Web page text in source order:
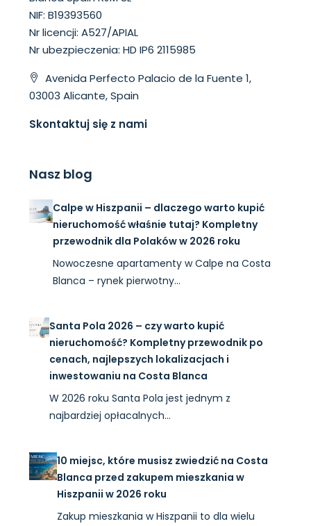
NIF: B19393560
Nr licencji: A527/APIAL
Nr ubezpieczenia: HD IP6 2115985
Avenida Perfecto Palacio de la Fuente 1,
03003 Alicante, Spain
Skontaktuj się z nami
Nasz blog
Calpe w Hiszpanii – dlaczego warto kupić
nieruchomość właśnie tutaj? Kompletny
przewodnik dla Polaków w 2026 roku
Nowoczesne apartamenty w Calpe na Costa
Blanca – rynek pierwotny…
Santa Pola 2026 – czy warto kupić
nieruchomość? Kompletny przewodnik po
cenach, najlepszych lokalizacjach i
inwestowaniu na Costa Blanca
W 2026 roku Santa Pola jest jednym z
najbardziej opłacalnych…
10 miejsc, które musisz zwiedzić na Costa
Blanca przed zakupem mieszkania w
Hiszpanii w 2026 roku
Zakup mieszkania w Hiszpanii to dla wielu